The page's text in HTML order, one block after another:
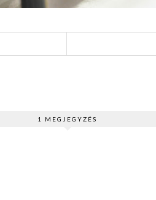
1 MEGJEGYZÉS